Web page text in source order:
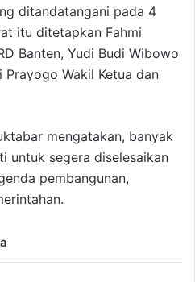
ditandatangani pada 4
itu ditetapkan Fahmi
Banten, Yudi Budi Wibowo
Prayogo Wakil Ketua dan
mengatakan, banyak
untuk segera diselesaikan
pembangunan,